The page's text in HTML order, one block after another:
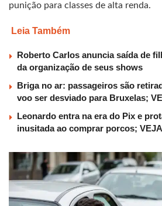
punição para classes de alta renda.
Leia Também
Roberto Carlos anuncia saída de
da organização de seus shows
Briga no ar: passageiros são
voo ser desviado para Bruxelas;
Leonardo entra na era do Pix e
inusitada ao comprar porcos;